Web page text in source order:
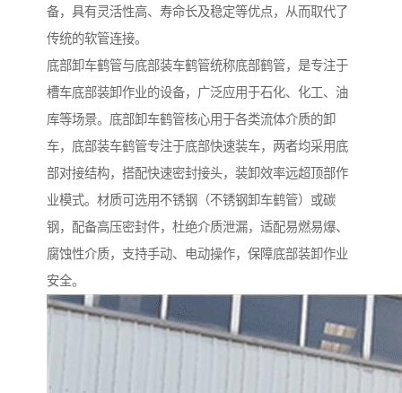
备，具有灵活性高、寿命长及稳定等优点，从而取代了
传统的软管连接。
底部卸车鹤管与底部装车鹤管统称底部鹤管，是专注于
槽车底部装卸作业的设备，广泛应用于石化、化工、油
库等场景。底部卸车鹤管核心用于各类流体介质的卸
车，底部装车鹤管专注于底部快速装车，两者均采用底
部对接结构，搭配快速密封接头，装卸效率远超顶部作
业模式。材质可选用不锈钢（不锈钢卸车鹤管）或碳
钢，配备高压密封件，杜绝介质泄漏，适配易燃易爆、
腐蚀性介质，支持手动、电动操作，保障底部装卸作业
安全。